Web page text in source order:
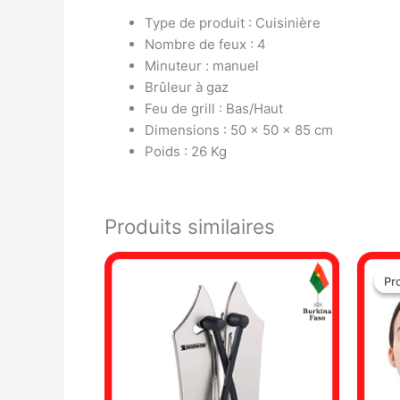
Type de produit : Cuisinière
Nombre de feux : 4
Minuteur : manuel
Brûleur à gaz
Feu de grill : Bas/Haut
Dimensions : 50 x 50 x 85 cm
Poids : 26 Kg
Produits similaires